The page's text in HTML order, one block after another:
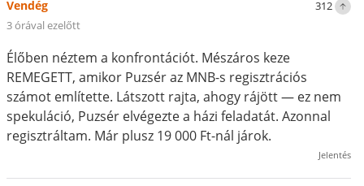
312
Vendég
3 órával ezelőtt
Élőben néztem a konfrontációt. Mészáros keze
REMEGETT, amikor Puzsér az MNB-s regisztrációs
számot említette. Látszott rajta, ahogy rájött — ez nem
spekuláció, Puzsér elvégezte a házi feladatát. Azonnal
regisztráltam. Már plusz 19 000 Ft-nál járok.
Jelentés